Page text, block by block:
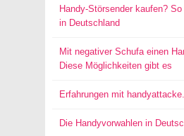
Handy-Störsender kaufen?
in Deutschland
Mit negativer Schufa einen
Diese Möglichkeiten gibt es
Erfahrungen mit
Die Handyvorwahlen in